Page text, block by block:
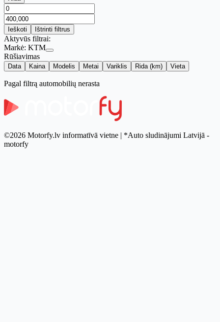
Ieškoti Ištrinti filtrus
Aktyvūs filtrai:
Markė: KTM
Rūšiavimas
Data Kaina Modelis Metai Variklis Rida (km) Vieta
Pagal filtrą automobilių nerasta
©2026 Motorfy.lv informatīvā vietne | *Auto sludinājumi Latvijā -
motorfy